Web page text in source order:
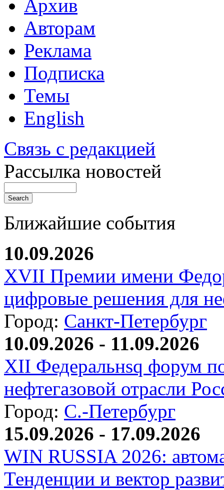
Архив
Авторам
Реклама
Подписка
Темы
English
Связь с редакцией
Рассылка новостей
Ближайшие события
10.09.2026
XVII Премии имени
цифровые решения для
Город: Санкт-Петербург
10.09.2026 - 11.09.2026
XII Федеральнsq форум
нефтегазовой отрасли
Город: С.-Петербург
15.09.2026 - 17.09.2026
WIN RUSSIA 2026:
Тенденции и вектор